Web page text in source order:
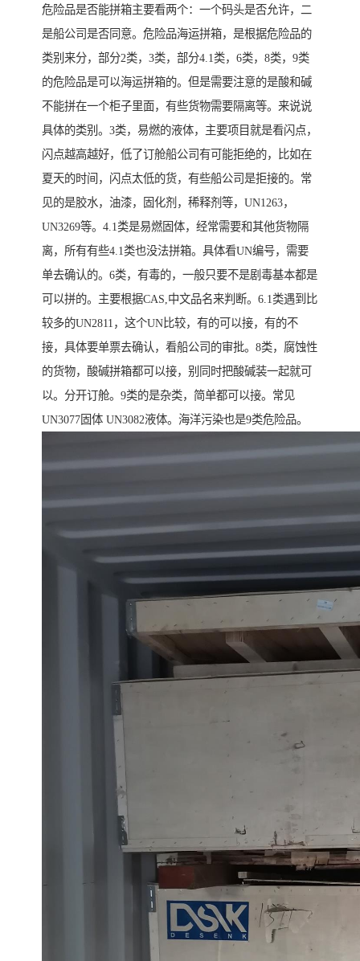
危险品是否能拼箱主要看两个：一个码头是否允许，二
是船公司是否同意。危险品海运拼箱，是根据危险品的
类别来分，部分2类，3类，部分4.1类，6类，8类，9类
的危险品是可以海运拼箱的。但是需要注意的是酸和碱
不能拼在一个柜子里面，有些货物需要隔离等。来说说
具体的类别。3类，易燃的液体，主要项目就是看闪点，
闪点越高越好，低了订舱船公司有可能拒绝的，比如在
夏天的时间，闪点太低的货，有些船公司是拒接的。常
见的是胶水，油漆，固化剂，稀释剂等，UN1263，
UN3269等。4.1类是易燃固体，经常需要和其他货物隔
离，所有有些4.1类也没法拼箱。具体看UN编号，需要
单去确认的。6类，有毒的，一般只要不是剧毒基本都是
可以拼的。主要根据CAS,中文品名来判断。6.1类遇到比
较多的UN2811，这个UN比较，有的可以接，有的不
接，具体要单票去确认，看船公司的审批。8类，腐蚀性
的货物，酸碱拼箱都可以接，别同时把酸碱装一起就可
以。分开订舱。9类的是杂类，简单都可以接。常见
UN3077固体 UN3082液体。海洋污染也是9类危险品。